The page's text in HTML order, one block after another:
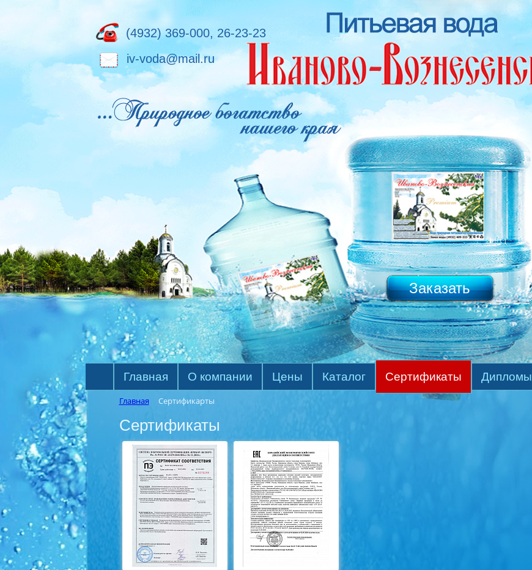
(4932) 369-000, 26-23-23
iv-voda@mail.ru
Заказать
Главная О компании Цены Каталог Сертификаты Дипломы
Главная Сертификарты
Сертификаты